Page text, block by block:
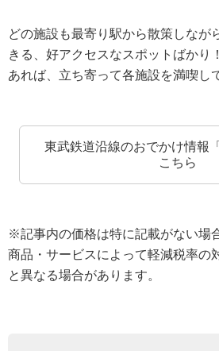
どの施設も最寄り駅から散策しなが
きる、好アクセスなスポットばかり
あれば、立ち寄って各施設を満喫し
東武鉄道沿線のおでかけ情報
こちら
※記事内の価格は特に記載がない場
商品・サービスによって軽減税率の
と異なる場合があります。